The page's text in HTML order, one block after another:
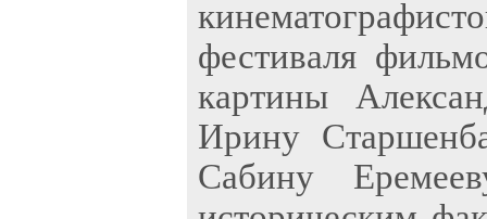
фестиваля
картины
Ирину
Сабину